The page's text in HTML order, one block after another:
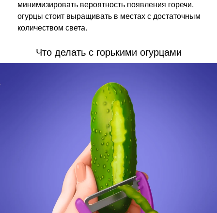
минимизировать вероятность появления горечи,
огурцы стоит выращивать в местах с достаточным
количеством света.
Что делать с горькими огурцами